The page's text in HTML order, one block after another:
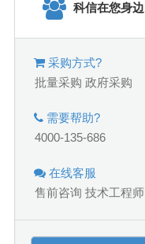
科信在您身边
采购方式?
批量采购 政府采购
需要帮助?
4000-135-686
在线客服
售前咨询 技术工程师